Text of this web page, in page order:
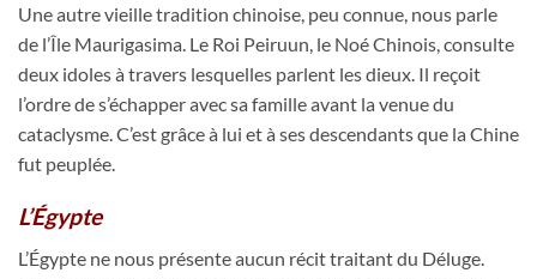
Une autre vieille tradition chinoise, peu connue, nous parle
de l’Île Maurigasima. Le Roi Peiruun, le Noé Chinois, consulte
deux idoles à travers lesquelles parlent les dieux. Il reçoit
l’ordre de s’échapper avec sa famille avant la venue du
cataclysme. C’est grâce à lui et à ses descendants que la Chine
fut peuplée.
L’Égypte
L’Égypte ne nous présente aucun récit traitant du Déluge.